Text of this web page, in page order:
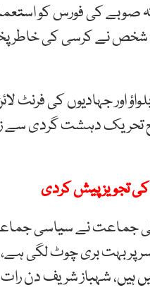
صوبے کی فورس کو
نے کرسی کی خاطر
جہادیوں کی فرنٹ لائن
تحریک دہشت گردی سے
کی تجویز پیش کردی
کی جماعت نے سیاسی
بہت بری چوٹ لگی
ہیں، شہباز شریف دن